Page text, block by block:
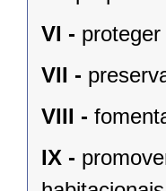
VI -
VII -
VIII -
IX -